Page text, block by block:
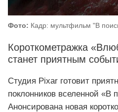
Фото: Кадр: мультфильм "В
Короткометражка
станет приятным
Студия Pixar готовит
поклонников вселенной «В
Анонсирована новая